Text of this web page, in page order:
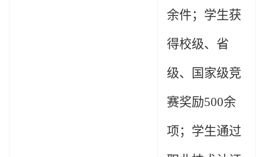
余件；学生获
得校级、省
级、国家级竞
赛奖励500余
项；学生通过